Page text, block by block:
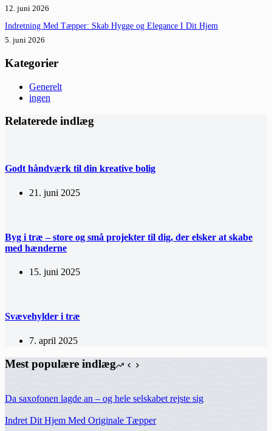
12. juni 2026
Indretning Med Tæpper: Skab Hygge og Elegance I Dit Hjem
5. juni 2026
Kategorier
Generelt
ingen
Relaterede indlæg
Godt håndværk til din kreative bolig
21. juni 2025
Byg i træ – store og små projekter til dig, der elsker at skabe
med hænderne
15. juni 2025
Svævehylder i træ
7. april 2025
Mest populære indlæg
Da saxofonen lagde an – og hele selskabet rejste sig
Indret Dit Hjem Med Originale Tæpper